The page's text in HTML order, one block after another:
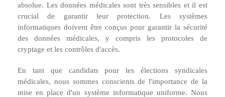
absolue. Les données médicales sont très sensibles et il est
crucial de garantir leur protection. Les systèmes
informatiques doivent être conçus pour garantir la sécurité
des données médicales, y compris les protocoles de
cryptage et les contrôles d'accès.
En tant que candidats pour les élections syndicales
médicales, nous sommes conscients de l'importance de la
mise en place d'un système informatique uniforme. Nous